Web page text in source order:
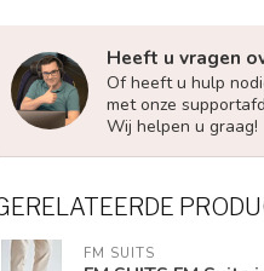
Heeft u vragen
Of heeft u hulp
met onze
Wij helpen u graag!
FM SUITS